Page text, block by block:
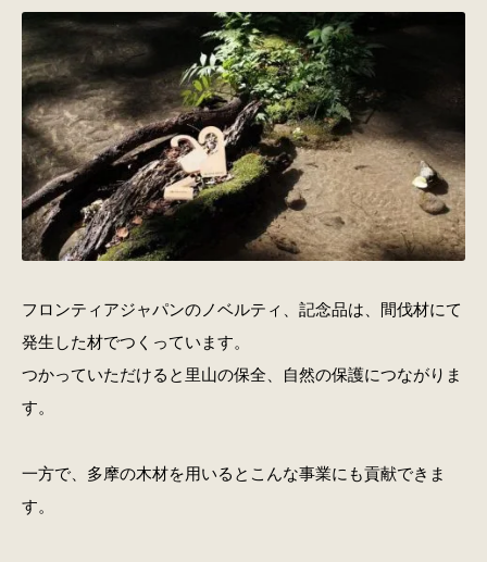
フロンティアジャパンのノベルティ、記念品は、間伐材にて
発生した材でつくっています。
つかっていただけると里山の保全、自然の保護につながりま
す。
一方で、多摩の木材を用いるとこんな事業にも貢献できま
す。